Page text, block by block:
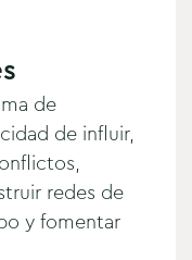
de
de influir,
redes de
y fomentar